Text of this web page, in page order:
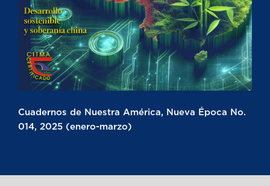
Cuadernos de Nuestra América, Nueva Época No.
014, 2025 (enero-marzo)